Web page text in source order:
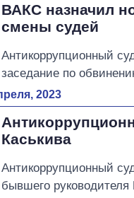
ВАКС назначил
смены судей
Антикоррупционный
заседание по
2023
Каськива
Антикоррупционный
бывшего руководителя